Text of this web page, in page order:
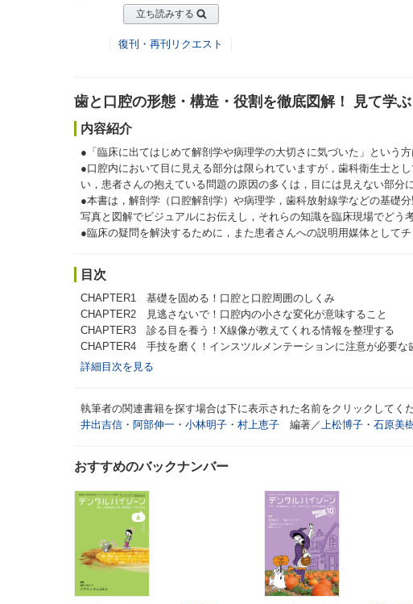
立ち読みする
復刊・再刊リクエスト
歯と口腔の形態・構造・役割を徹底図解！ 見て学
内容紹介
●「臨床に出てはじめて解剖学や病理学の大切さに気づいた」という方
●口腔内において目に見える部分は限られていますが，歯科衛生士と
い，患者さんの抱えている問題の原因の多くは，目には見えない部分
●本書は，解剖学（口腔解剖学）や病理学，歯科放射線学などの基礎
写真と図解でビジュアルにお伝えし，それらの知識を臨床現場でどう
●臨床の疑問を解決するために，また患者さんへの説明用媒体として
目次
CHAPTER1 基礎を固める！口腔と口腔周囲のしくみ
CHAPTER2 見逃さないで！口腔内の小さな変化が意味すること
CHAPTER3 診る目を養う！X線像が教えてくれる情報を整理する
CHAPTER4 手技を磨く！インスツルメンテーションに注意が必要な
詳細目次を見る
執筆者の関連書籍を探す場合は下に表示された名前をクリックしてく
井出吉信 ・ 阿部伸一 ・ 小林明子 ・ 村上恵子 編著／上松博子 ・ 石原美
おすすめのバックナンバー